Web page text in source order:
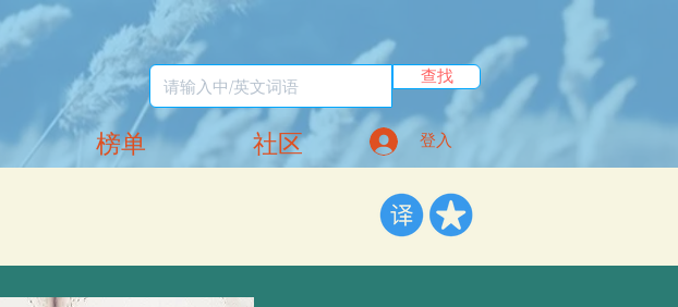
查找
登入
榜单 社区